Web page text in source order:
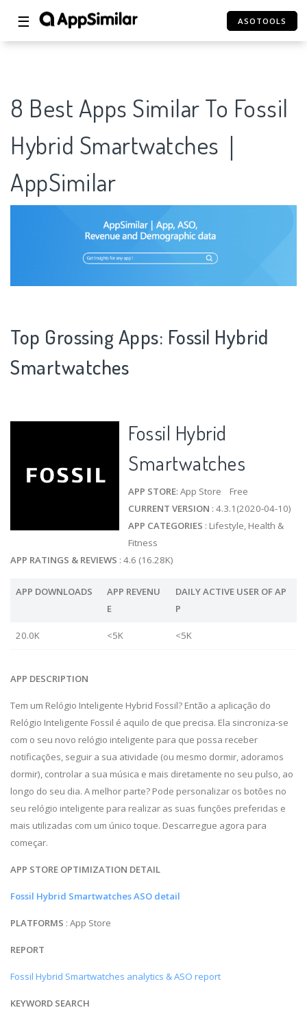
☰ ASOTOOLS
8 Best Apps Similar To Fossil
Hybrid Smartwatches｜
AppSimilar
Top Grossing Apps: Fossil Hybrid
Smartwatches
Fossil Hybrid
Smartwatches
APP STORE: App Store Free
CURRENT VERSION : 4.3.1(2020-04-10)
APP CATEGORIES : Lifestyle, Health &
Fitness
APP RATINGS & REVIEWS : 4.6 (16.28K)
APP DOWNLOADS
APP REVENU
E
DAILY ACTIVE USER OF AP
P
20.0K <5K <5K
APP DESCRIPTION
Tem um Relógio Inteligente Hybrid Fossil? Então a aplicação do
Relógio Inteligente Fossil é aquilo de que precisa. Ela sincroniza-se
com o seu novo relógio inteligente para que possa receber
notificações, seguir a sua atividade (ou mesmo dormir, adoramos
dormir), controlar a sua música e mais diretamente no seu pulso, ao
longo do seu dia. A melhor parte? Pode personalizar os botões no
seu relógio inteligente para realizar as suas funções preferidas e
mais utilizadas com um único toque. Descarregue agora para
começar.
APP STORE OPTIMIZATION DETAIL
Fossil Hybrid Smartwatches ASO detail
PLATFORMS : App Store
REPORT
Fossil Hybrid Smartwatches analytics & ASO report
KEYWORD SEARCH